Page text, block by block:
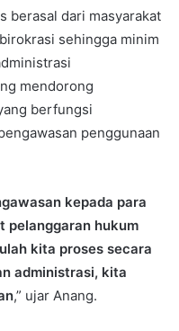
berasal dari masyarakat
sehingga minim
mendorong
berfungsi
penggunaan
kepada para
pelanggaran hukum
kita proses secara
administrasi, kita
,” ujar Anang.